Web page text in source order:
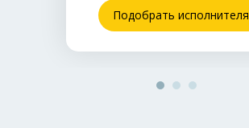
разовой настройки
Подобрать исполнителя